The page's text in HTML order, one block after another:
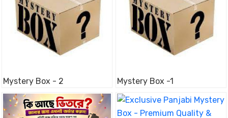
Mystery Box - 2 Mystery Box -1